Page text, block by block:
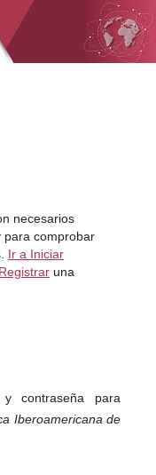
necesarios
para comprobar
Ir a Iniciar
Registraruna
contraseña para
Iberoamericana de